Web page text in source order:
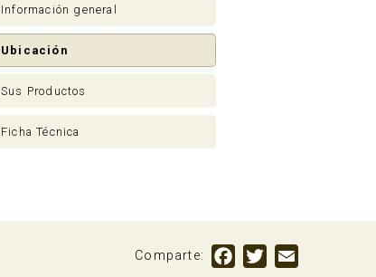
Información general
Ubicación
Sus Productos
Ficha Técnica
Comparte: Facebook
Twitter